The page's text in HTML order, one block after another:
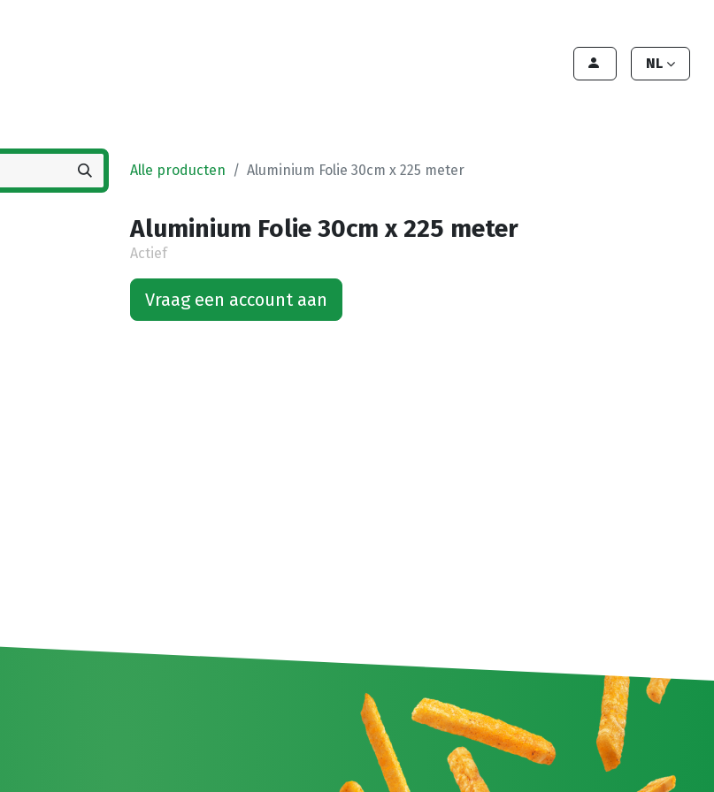
NL
Alle producten Aluminium Folie 30cm x 225 meter
Aluminium Folie 30cm x 225 meter
Actief
Vraag een account aan